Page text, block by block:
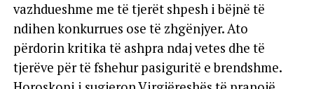
vazhdueshme me të tjerët shpesh i bëjnë të
ndihen konkurrues ose të zhgënjyer. Ato
përdorin kritika të ashpra ndaj vetes dhe të
tjerëve për të fshehur pasiguritë e brendshme.